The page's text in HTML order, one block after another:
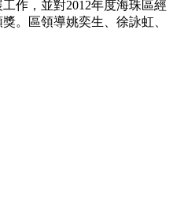
作，並對2012年度海珠區經
。區領導姚奕生、徐詠虹、